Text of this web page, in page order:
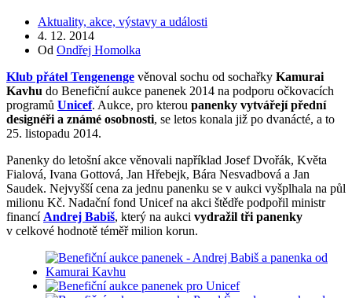
Aktuality, akce, výstavy a události
4. 12. 2014
Od Ondřej Homolka
Klub přátel Tengenenge věnoval sochu od sochařky Kamurai
Kavhu do Benefiční aukce panenek 2014 na podporu očkovacích
programů Unicef. Aukce, pro kterou panenky vytvářejí přední
designéři a známé osobnosti, se letos konala již po dvanácté, a to
25. listopadu 2014.
Panenky do letošní akce věnovali například Josef Dvořák, Květa
Fialová, Ivana Gottová, Jan Hřebejk, Bára Nesvadbová a Jan
Saudek. Nejvyšší cena za jednu panenku se v aukci vyšplhala na půl
milionu Kč. Nadační fond Unicef na akci štědře podpořil ministr
financí Andrej Babiš, který na aukci vydražil tři panenky
v celkové hodnotě téměř milion korun.